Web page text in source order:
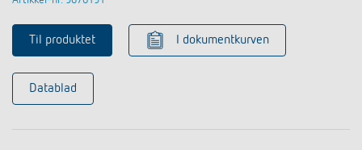
Til produktet I dokumentkurven
Datablad